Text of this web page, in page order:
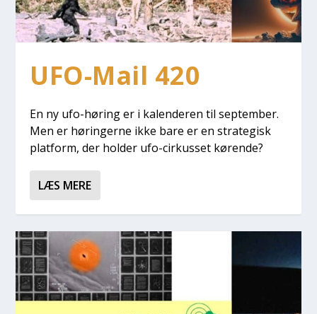
UFO-Mail 420
En ny ufo-høring er i kalen­de­ren til sep­tem­ber.
Men er hørin­ger­ne ikke bare er en stra­te­gisk
plat­form, der hol­der ufo-cir­kus­set køren­de?
LÆS MERE